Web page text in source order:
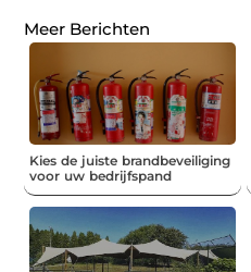
Meer Berichten
Kies de juiste brandbeveiliging
voor uw bedrijfspand